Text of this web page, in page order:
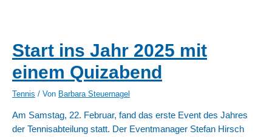
Start ins Jahr 2025 mit
einem Quizabend
Tennis / Von Barbara Steuernagel
Am Samstag, 22. Februar, fand das erste Event des Jahres
der Tennisabteilung statt. Der Eventmanager Stefan Hirsch